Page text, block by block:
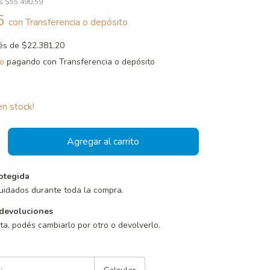
con Transferencia o depósito
de $22.381,20
pagando con Transferencia o depósito
stock!
durante toda la compra.
podés cambiarlo por otro o devolverlo.